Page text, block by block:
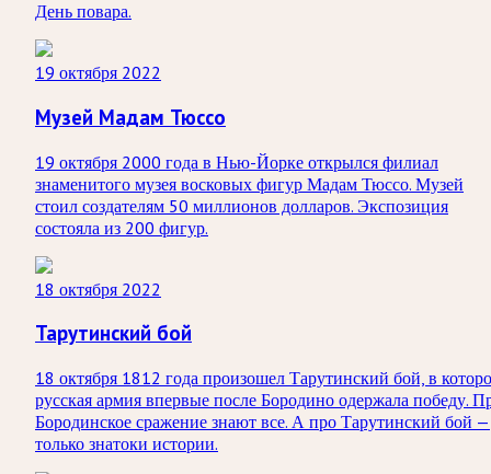
День повара.
19 октября 2022
Музей Мадам Тюссо
19 октября 2000 года в Нью-Йорке открылся филиал
знаменитого музея восковых фигур Мадам Тюссо. Музей
стоил создателям 50 миллионов долларов. Экспозиция
состояла из 200 фигур.
18 октября 2022
Тарутинский бой
18 октября 1812 года произошел Тарутинский бой, в
русская армия впервые после Бородино одержала победу.
Бородинское сражение знают все. А про Тарутинский бой —
только знатоки истории.